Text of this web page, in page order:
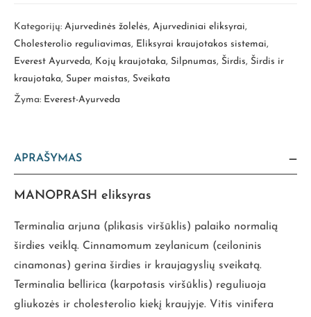
Kategorijų: Ajurvedinės žolelės, Ajurvediniai eliksyrai,
Cholesterolio reguliavimas, Eliksyrai kraujotakos sistemai,
Everest Ayurveda, Kojų kraujotaka, Silpnumas, Širdis, Širdis ir
kraujotaka, Super maistas, Sveikata
Žyma: Everest-Ayurveda
APRAŠYMAS
MANOPRASH eliksyras
Terminalia arjuna (plikasis viršūklis) palaiko normalią
širdies veiklą. Cinnamomum zeylanicum (ceiloninis
cinamonas) gerina širdies ir kraujagyslių sveikatą.
Terminalia bellirica (karpotasis viršūklis) reguliuoja
gliukozės ir cholesterolio kiekį kraujyje. Vitis vinifera